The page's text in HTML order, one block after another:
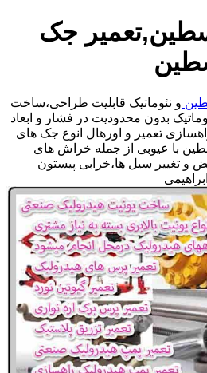
جک
و نئوماتیک قابلیت طراحی،ساخت
بدون محدودیت در فشار و ابعاد
تعمیر و اورهال انوع جک های
با عیوبی از جمله خراش های
و تغییر سیل ها،خرابی پیستون